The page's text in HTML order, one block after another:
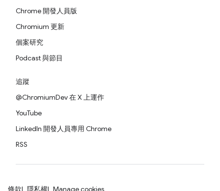
Chrome 開發人員版
Chromium 更新
個案研究
Podcast 與節目
追蹤
@ChromiumDev 在 X 上運作
YouTube
LinkedIn 開發人員專用 Chrome
RSS
條款 隱私權 Manage cookies